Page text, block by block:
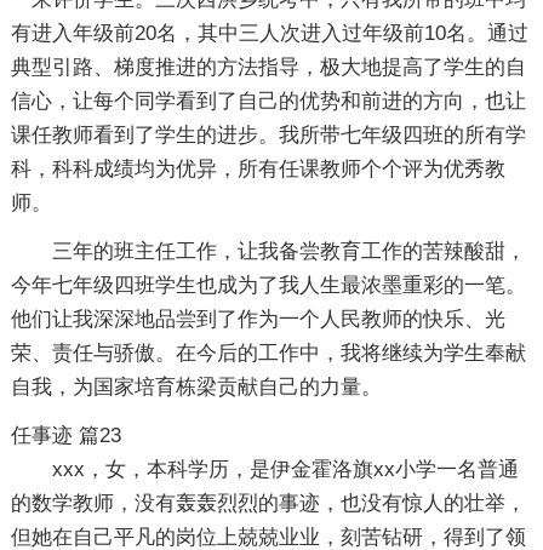
有进入年级前20名，其中三人次进入过年级前10名。通过
典型引路、梯度推进的方法指导，极大地提高了学生的自
信心，让每个同学看到了自己的优势和前进的方向，也让
课任教师看到了学生的进步。我所带七年级四班的所有学
科，科科成绩均为优异，所有任课教师个个评为优秀教
师。
三年的班主任工作，让我备尝教育工作的苦辣酸甜，
今年七年级四班学生也成为了我人生最浓墨重彩的一笔。
他们让我深深地品尝到了作为一个人民教师的快乐、光
荣、责任与骄傲。在今后的工作中，我将继续为学生奉献
自我，为国家培育栋梁贡献自己的力量。
任事迹 篇23
xxx，女，本科学历，是伊金霍洛旗xx小学一名普通
的数学教师，没有轰轰烈烈的事迹，也没有惊人的壮举，
但她在自己平凡的岗位上兢兢业业，刻苦钻研，得到了领